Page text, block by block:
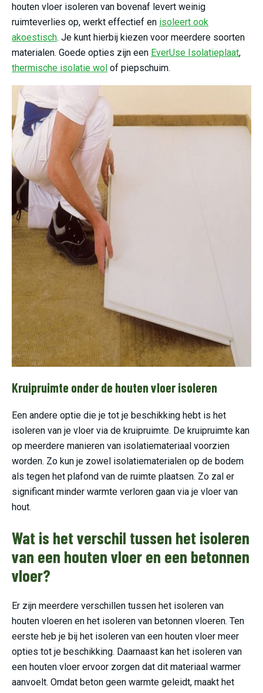
houten vloer isoleren van bovenaf levert weinig
ruimteverlies op, werkt effectief en isoleert ook
akoestisch. Je kunt hierbij kiezen voor meerdere soorten
materialen. Goede opties zijn een EverUse Isolatieplaat,
thermische isolatie wol of piepschuim.
Kruipruimte onder de houten vloer isoleren
Een andere optie die je tot je beschikking hebt is het
isoleren van je vloer via de kruipruimte. De kruipruimte kan
op meerdere manieren van isolatiemateriaal voorzien
worden. Zo kun je zowel isolatiematerialen op de bodem
als tegen het plafond van de ruimte plaatsen. Zo zal er
significant minder warmte verloren gaan via je vloer van
hout.
Wat is het verschil tussen het isoleren
van een houten vloer en een betonnen
vloer?
Er zijn meerdere verschillen tussen het isoleren van
houten vloeren en het isoleren van betonnen vloeren. Ten
eerste heb je bij het isoleren van een houten vloer meer
opties tot je beschikking. Daarnaast kan het isoleren van
een houten vloer ervoor zorgen dat dit materiaal warmer
aanvoelt. Omdat beton geen warmte geleidt, maakt het